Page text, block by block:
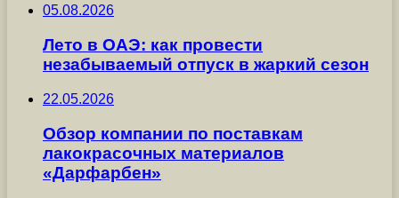
05.08.2026
Лето в ОАЭ: как провести
незабываемый отпуск в жаркий сезон
22.05.2026
Обзор компании по поставкам
лакокрасочных материалов
«Дарфарбен»